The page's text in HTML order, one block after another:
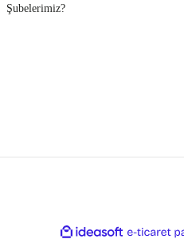
Şubelerimiz?
ideasoft